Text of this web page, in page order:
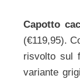
Capotto
(€119,95).
risvolto sul
variante